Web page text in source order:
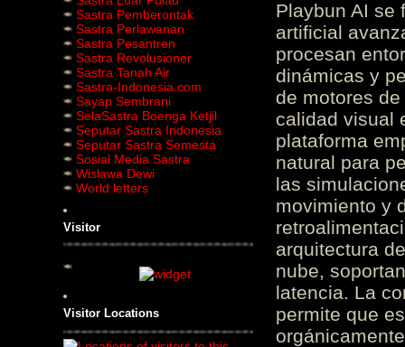
Sastra Pemberontak
Sastra Perlawanan
Sastra Pesantren
Sastra Revolusioner
Sastra Tanah Air
Sastra-Indonesia.com
Sayap Sembrani
SelaSastra Boenga Ketjil
Seputar Sastra Indonesia
Seputar Sastra Semesta
Sosial Media Sastra
Wislawa Dewi
World letters
Visitor
Visitor Locations
Playbun AI se
artificial
procesan
dinámicas y
de motores
calidad visual
plataforma
natural para
las
movimiento y
arquitectura
nube,
latencia. La
permite que